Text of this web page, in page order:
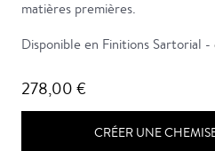
matières premières.
Disponible en Finitions Sartorial -
278,00 €
CRÉER UNE